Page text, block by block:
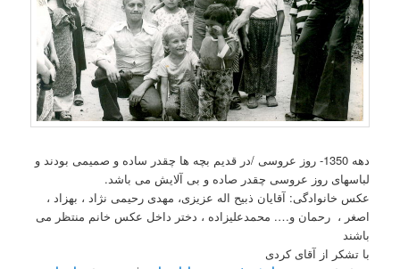
دهه 1350- روز عروسی /در قدیم بچه ها چقدر ساده و صمیمی بودند و
لباسهای روز عروسی چقدر صاده و بی آلایش می باشد.
عکس خانوادگی: آقایان ذبیح اله عزیزی، مهدی رحیمی نژاد ، بهزاد ،
اصغر ، رحمان و…. محمدعلیزاده ، دختر داخل عکس خانم منتظر می
باشند
با تشکر از آقای کردی